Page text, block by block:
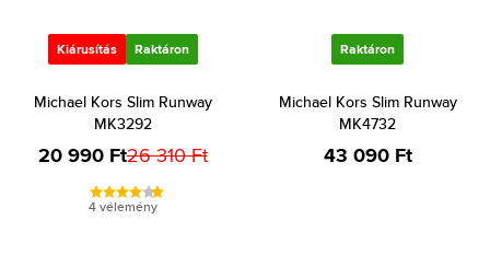
Kiárusítás Raktáron
Michael Kors Slim Runway
MK3292
20 990 Ft26 310 Ft
4 vélemény
Raktáron
Michael Kors Slim Runway
MK4732
43 090 Ft